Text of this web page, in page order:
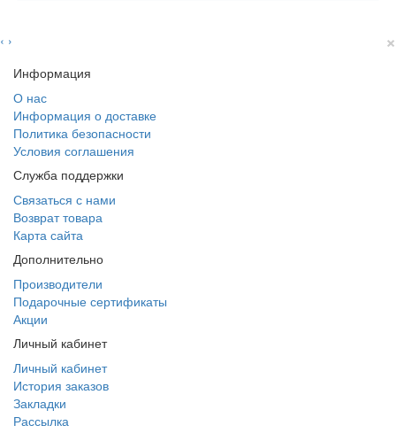
‹ › ×
Информация
О нас
Информация о доставке
Политика безопасности
Условия соглашения
Служба поддержки
Связаться с нами
Возврат товара
Карта сайта
Дополнительно
Производители
Подарочные сертификаты
Акции
Личный кабинет
Личный кабинет
История заказов
Закладки
Рассылка